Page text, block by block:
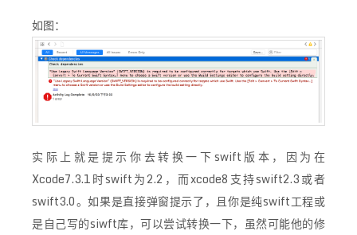
如图：
实际上就是提示你去转换一下swift版本，因为在
Xcode7.3.1时swift为2.2，而xcode8支持swift2.3或者
swift3.0。如果是直接弹窗提示了，且你是纯swift工程或
是自己写的siwft库，可以尝试转换一下，虽然可能他的修